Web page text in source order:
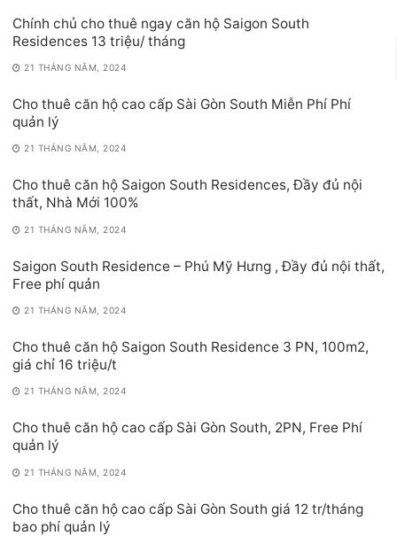
Chính chủ cho thuê ngay căn hộ Saigon South
Residences 13 triệu/ tháng
21 THÁNG NĂM, 2024
Cho thuê căn hộ cao cấp Sài Gòn South Miễn Phí Phí
quản lý
21 THÁNG NĂM, 2024
Cho thuê căn hộ Saigon South Residences, Đầy đủ nội
thất, Nhà Mới 100%
21 THÁNG NĂM, 2024
Saigon South Residence – Phú Mỹ Hưng , Đầy đủ nội thất,
Free phí quản
21 THÁNG NĂM, 2024
Cho thuê căn hộ Saigon South Residence 3 PN, 100m2,
giá chỉ 16 triệu/t
21 THÁNG NĂM, 2024
Cho thuê căn hộ cao cấp Sài Gòn South, 2PN, Free Phí
quản lý
21 THÁNG NĂM, 2024
Cho thuê căn hộ cao cấp Sài Gòn South giá 12 tr/tháng
bao phí quản lý